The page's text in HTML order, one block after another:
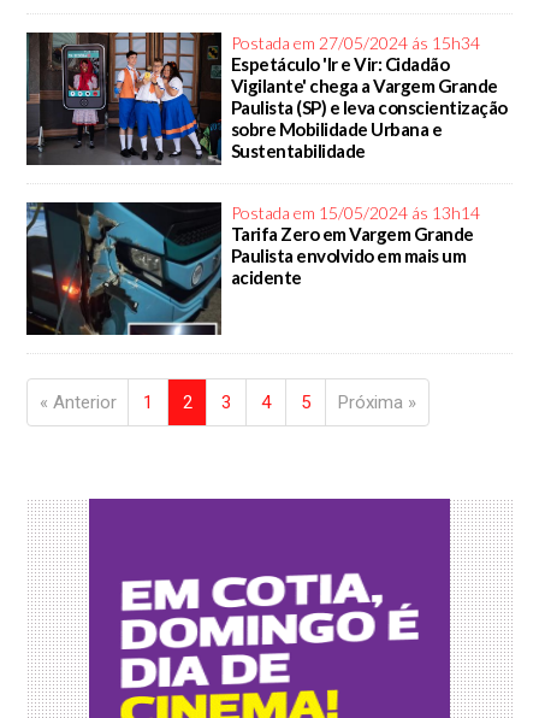
Postada em 27/05/2024 ás 15h34
Espetáculo 'Ir e Vir: Cidadão
Vigilante' chega a Vargem Grande
Paulista (SP) e leva conscientização
sobre Mobilidade Urbana e
Sustentabilidade
Postada em 15/05/2024 ás 13h14
Tarifa Zero em Vargem Grande
Paulista envolvido em mais um
acidente
« Anterior 1 2 3 4 5 Próxima »